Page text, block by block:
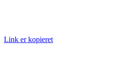
Link er kopieret